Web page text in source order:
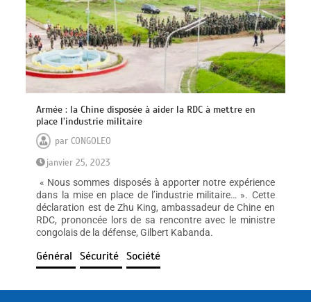
Armée : la Chine disposée à aider la RDC à mettre en
place l’industrie militaire
parCONGOLEO
janvier 25, 2023
« Nous sommes disposés à apporter notre expérience
dans la mise en place de l’industrie militaire… ». Cette
déclaration est de Zhu King, ambassadeur de Chine en
RDC, prononcée lors de sa rencontre avec le ministre
congolais de la défense, Gilbert Kabanda.
Général Sécurité Société